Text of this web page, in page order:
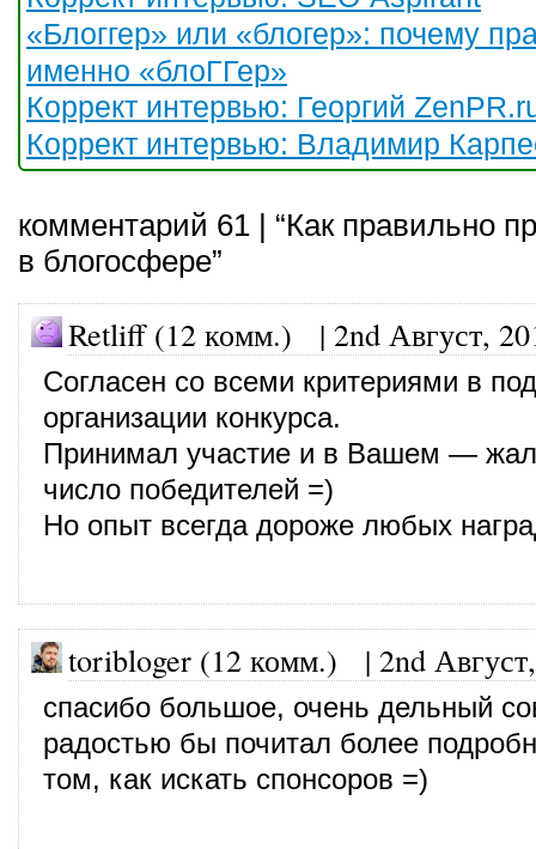
«Блоггер» или «блогер»: почему
именно «блоГГер»
Коррект интервью: Георгий
Коррект интервью: Владимир
комментарий 61 | “Как правильно
в блогосфере”
Retliff (12 комм.) | 2nd Август,
Согласен со всеми критериями в
организации конкурса.
Принимал участие и в Вашем —
число победителей =)
Но опыт всегда дороже любых
toribloger (12 комм.) | 2nd
спасибо большое, очень дельный
радостью бы почитал более
том, как искать спонсоров =)